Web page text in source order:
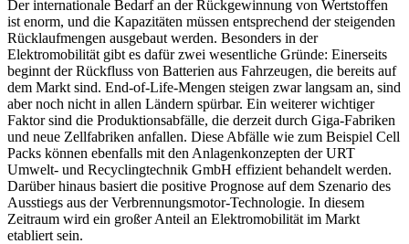
Der internationale Bedarf an der Rückgewinnung von Wertstoffen
ist enorm, und die Kapazitäten müssen entsprechend der steigenden
Rücklaufmengen ausgebaut werden. Besonders in der
Elektromobilität gibt es dafür zwei wesentliche Gründe: Einerseits
beginnt der Rückfluss von Batterien aus Fahrzeugen, die bereits auf
dem Markt sind. End-of-Life-Mengen steigen zwar langsam an, sind
aber noch nicht in allen Ländern spürbar. Ein weiterer wichtiger
Faktor sind die Produktionsabfälle, die derzeit durch Giga-Fabriken
und neue Zellfabriken anfallen. Diese Abfälle wie zum Beispiel Cell
Packs können ebenfalls mit den Anlagenkonzepten der URT
Umwelt- und Recyclingtechnik GmbH effizient behandelt werden.
Darüber hinaus basiert die positive Prognose auf dem Szenario des
Ausstiegs aus der Verbrennungsmotor-Technologie. In diesem
Zeitraum wird ein großer Anteil an Elektromobilität im Markt
etabliert sein.